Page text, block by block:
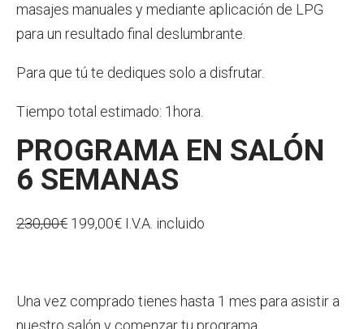
masajes manuales y mediante aplicación de LPG
para un resultado final deslumbrante.
Para que tú te dediques solo a disfrutar.
Tiempo total estimado: 1hora.
PROGRAMA EN SALÓN
6 SEMANAS
230,00€ 199,00€ I.V.A. incluido
Una vez comprado tienes hasta 1 mes para asistir a
nuestro salón y comenzar tu programa.